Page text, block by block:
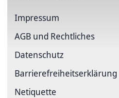
Impressum
AGB und Rechtliches
Datenschutz
Barriere­freiheits­erklärung
Netiquette